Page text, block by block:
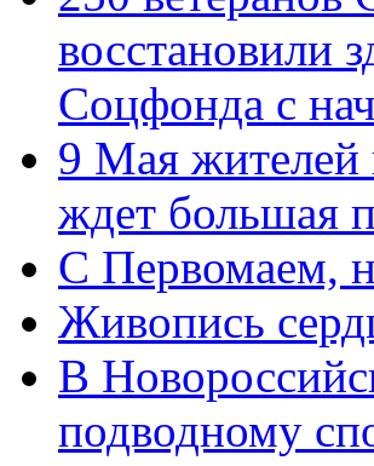
восстановили
Соцфонда с
9 Мая жителей
ждет большая
C Первомаем,
Живопись
В
подводному